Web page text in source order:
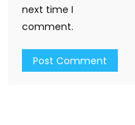
next time I
comment.